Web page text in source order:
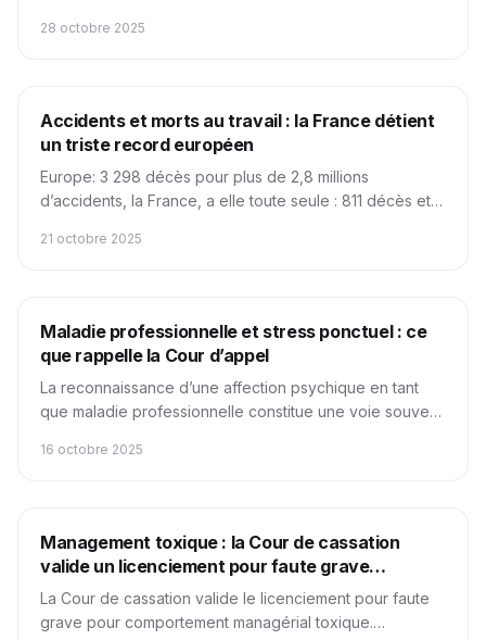
28 octobre 2025
Sécurité au travail Obligations Légales Etudes - Enquêtes
Accidents et morts au travail : la France détient
un triste record européen
Europe: 3 298 décès pour plus de 2,8 millions
d’accidents, la France, a elle toute seule : 811 décès et
21 octobre 2025
Juridique Obligations Légales
Maladie professionnelle et stress ponctuel : ce
que rappelle la Cour d’appel
La reconnaissance d’une affection psychique en tant
que maladie professionnelle constitue une voie souvent
psychosociales (stress, pression, harcèlement,
16 octobre 2025
RPS Obligations Légales
Management toxique : la Cour de cassation
valide un licenciement pour faute grave
individuelle
La Cour de cassation valide le licenciement pour faute
grave pour comportement managérial toxique.